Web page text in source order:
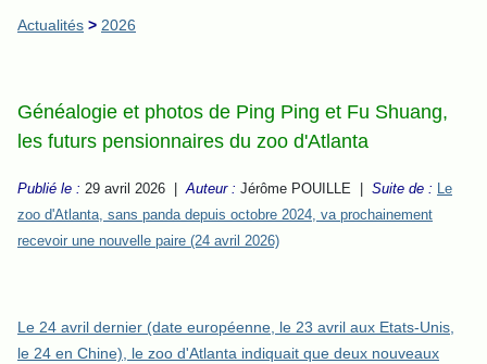
Actualités > 2026
Généalogie et photos de Ping Ping et Fu Shuang,
les futurs pensionnaires du zoo d'Atlanta
Publié le : 29 avril 2026 |Auteur : Jérôme POUILLE Suite de : Le
zoo d'Atlanta, sans panda depuis octobre 2024, va prochainement
recevoir une nouvelle paire (24 avril 2026)
Le 24 avril dernier (date européenne, le 23 avril aux Etats-Unis,
le 24 en Chine), le zoo d'Atlanta indiquait que deux nouveaux